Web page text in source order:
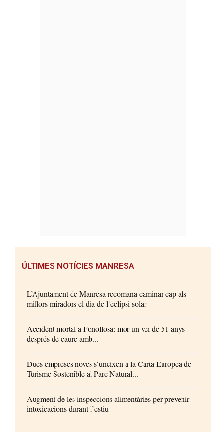
ÚLTIMES NOTÍCIES MANRESA
L’Ajuntament de Manresa recomana caminar cap als
millors miradors el dia de l’eclipsi solar
Accident mortal a Fonollosa: mor un veí de 51 anys
després de caure amb...
Dues empreses noves s’uneixen a la Carta Europea de
Turisme Sostenible al Parc Natural...
Augment de les inspeccions alimentàries per prevenir
intoxicacions durant l’estiu